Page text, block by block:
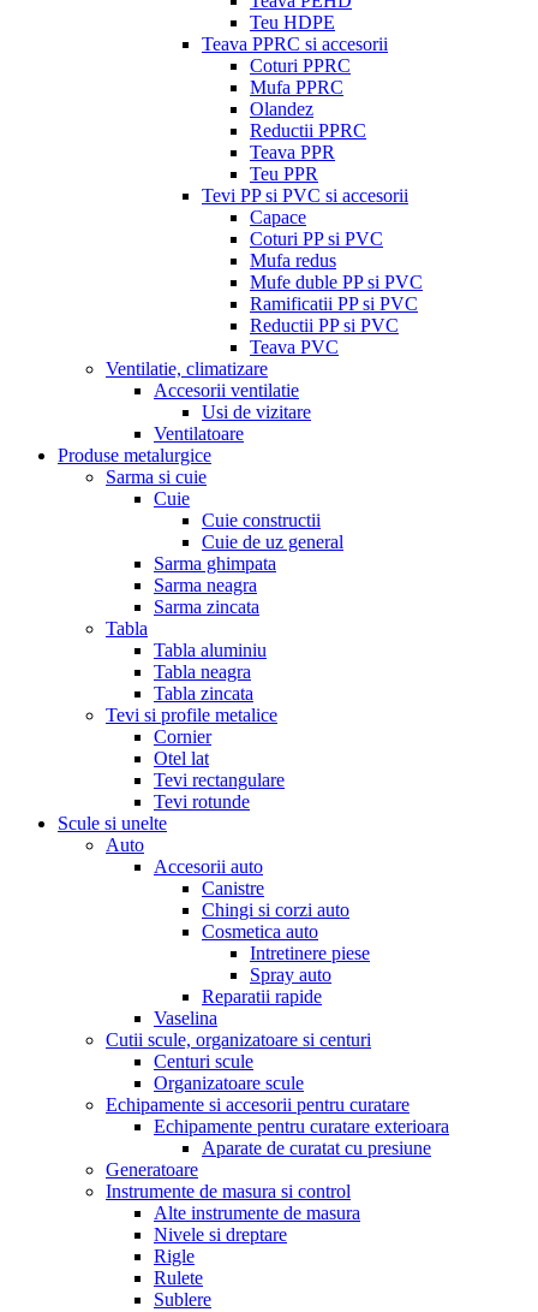
Teu HDPE
Teava PPRC si accesorii
Coturi PPRC
Mufa PPRC
Olandez
Reductii PPRC
Teava PPR
Teu PPR
Tevi PP si PVC si accesorii
Capace
Coturi PP si PVC
Mufa redus
Mufe duble PP si PVC
Ramificatii PP si PVC
Reductii PP si PVC
Teava PVC
Ventilatie, climatizare
Accesorii ventilatie
Usi de vizitare
Ventilatoare
Produse metalurgice
Sarma si cuie
Cuie
Cuie constructii
Cuie de uz general
Sarma ghimpata
Sarma neagra
Sarma zincata
Tabla
Tabla aluminiu
Tabla neagra
Tabla zincata
Tevi si profile metalice
Cornier
Otel lat
Tevi rectangulare
Tevi rotunde
Scule si unelte
Auto
Accesorii auto
Canistre
Chingi si corzi auto
Cosmetica auto
Intretinere piese
Spray auto
Reparatii rapide
Vaselina
Cutii scule, organizatoare si centuri
Centuri scule
Organizatoare scule
Echipamente si accesorii pentru curatare
Echipamente pentru curatare exterioara
Aparate de curatat cu presiune
Generatoare
Instrumente de masura si control
Alte instrumente de masura
Nivele si dreptare
Rigle
Rulete
Sublere